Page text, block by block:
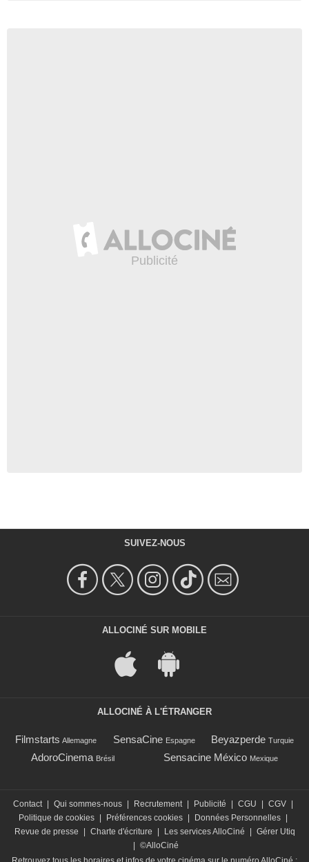
SUIVEZ-NOUS
ALLOCINÉ SUR MOBILE
ALLOCINÉ À L'ÉTRANGER
Filmstarts Allemagne SensaCine Espagne Beyazperde Turquie
AdoroCinema Brésil Sensacine México Mexique
Contact Qui sommes-nous Recrutement Publicité CGU CGV
Politique de cookies
Préférences cookies Données Personnelles
Revue de presse
Charte d'écriture Les services AlloCiné
Gérer Utiq
©AlloCiné